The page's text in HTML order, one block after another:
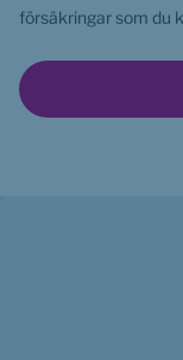
försäkringar som du